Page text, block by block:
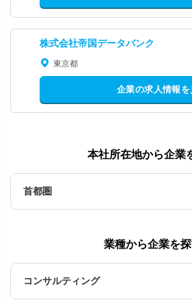
株式会社帝国データバンク
東京都
企業の求人情報を
本社所在地から企業
首都圏
業種から企業を
コンサルティング